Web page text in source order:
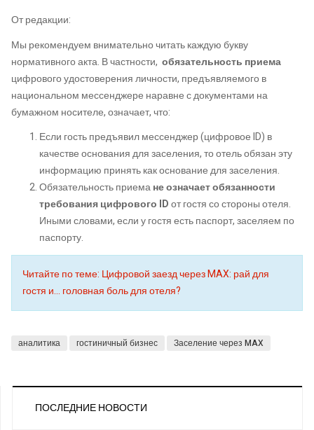
От редакции:
Мы рекомендуем внимательно читать каждую букву
нормативного акта. В частности, обязательность приема
цифрового удостоверения личности, предъявляемого в
национальном мессенджере наравне с документами на
бумажном носителе, означает, что:
Если гость предъявил мессенджер (цифровое ID) в
качестве основания для заселения, то отель обязан эту
информацию принять как основание для заселения.
Обязательность приемане означает обязанности
требования цифрового IDот гостя со стороны отеля.
Иными словами, если у гостя есть паспорт, заселяем по
паспорту.
Читайте по теме: Цифровой заезд через MAX: рай для
гостя и… головная боль для отеля?
аналитика гостиничный бизнес Заселение через MAX
ПОСЛЕДНИЕ НОВОСТИ